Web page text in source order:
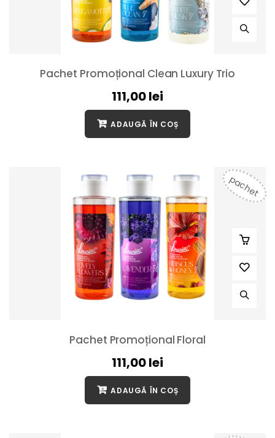
Pachet Promoțional Clean Luxury Trio
111,00lei
ADAUGĂ ÎN COȘ
pachet
Pachet Promoțional Floral
111,00lei
ADAUGĂ ÎN COȘ